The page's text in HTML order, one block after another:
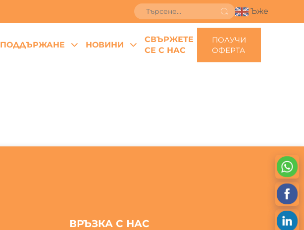
Ъже
ПОДДЪРЖАНЕ НОВИНИ
СВЪРЖЕТЕ
СЕ С НАС
ПОЛУЧИ
ОФЕРТА
ВРЪЗКА С НАС